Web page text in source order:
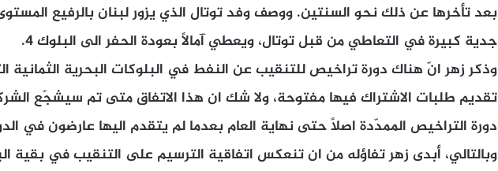
بعد تأخرها عن ذلك نحو السنتين. ووصف وفد توتال الذي يزور لبنان بالرفيع
جدية كبيرة في التعاطي من قبل توتال، ويعطي آمالاً بعودة الحفر الى البلوك 4.
وذكر زهر انّ هناك دورة تراخيص للتنقيب عن النفط في البلوكات البحرية الثمانية
تقديم طلبات الاشتراك فيها مفتوحة، ولا شك ان هذا الاتفاق متى تم سيشجّع
دورة التراخيص الممدّدة اصلاً حتى نهاية العام بعدما لم يتقدم اليها عارضون في
وبالتالي، أبدى زهر تفاؤله من ان تنعكس اتفاقية الترسيم على التنقيب في بقية